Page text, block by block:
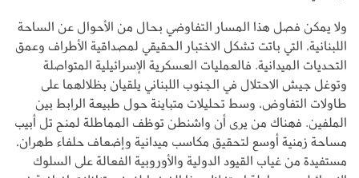
ولا يمكن فصل هذا المسار التفاوضي بحال من الأحوال عن الساحة
اللبنانية، التي باتت تشكل الاختبار الحقيقي لمصداقية الأطراف وعمق
التحديات الميدانية. فالعمليات العسكرية الإسرائيلية المتواصلة
وتوغل جيش الاحتلال في الجنوب اللبناني يلقيان بظلالهما على
طاولات التفاوض، وسط تحليلات متباينة حول طبيعة الرابط بين
الملفين. فهناك من يرى أن واشنطن توظف المماطلة لمنح تل أبيب
مساحة زمنية أوسع لتحقيق مكاسب ميدانية وإضعاف حلفاء طهران،
مستفيدة من غياب القيود الدولية والأوروبية الفعالة على السلوك